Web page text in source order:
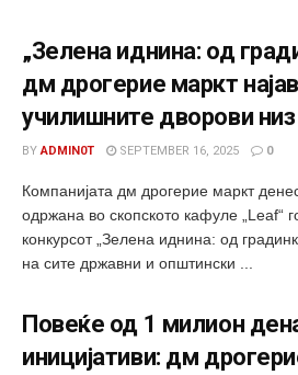
„Зелена иднина: од
дм дрогерие маркт
училишните дворови
BY ADMIN0T SEPTEMBER 16, 2025 0
Компанијата дм дрогерие маркт
одржана во скопското кафуле „Leaf“
конкурсот „Зелена иднина: од
на сите државни и општински ...
Повеќе од 1 милион
иницијативи: дм